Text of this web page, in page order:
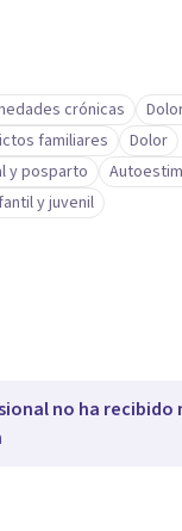
crónicas
familiares
Dolor
y posparto
y juvenil
no ha recibido